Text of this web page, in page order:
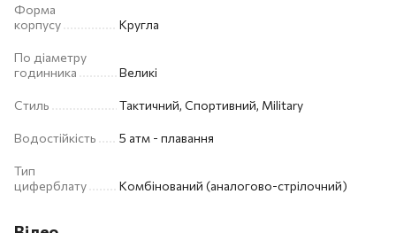
Форма
корпусу
Кругла
По діаметру
годинника
Великі
Стиль Тактичний, Спортивний, Military
Водостійкість 5 атм - плавання
Тип
циферблату
Комбінований (аналогово-стрілочний)